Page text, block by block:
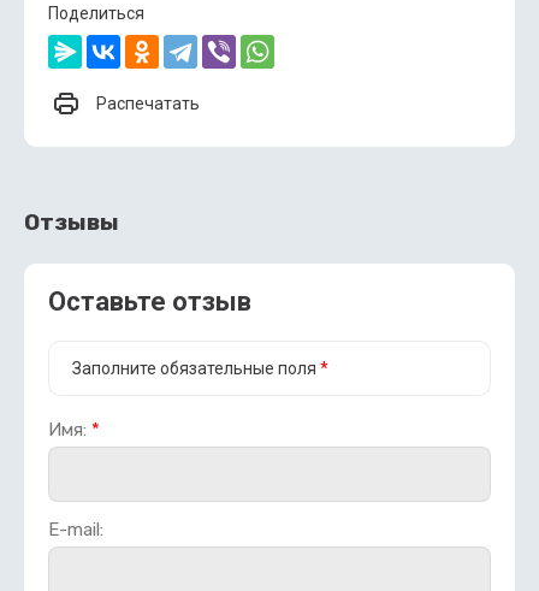
Поделиться
Распечатать
Отзывы
Оставьте отзыв
Заполните обязательные поля *
Имя: *
E-mail: